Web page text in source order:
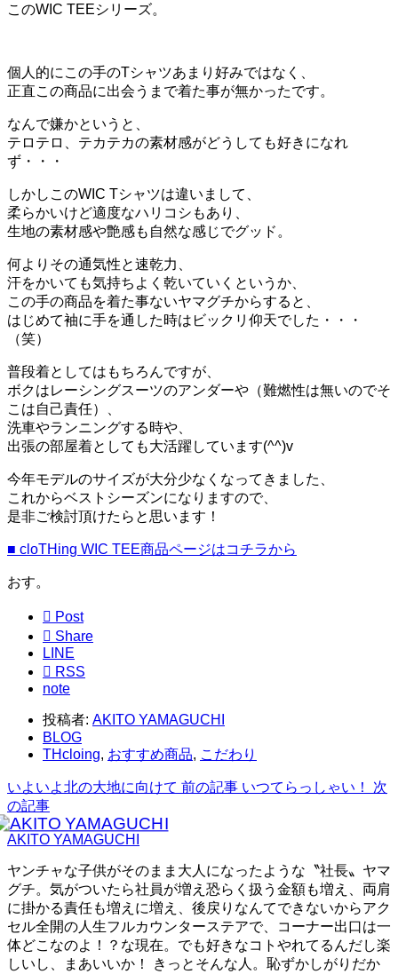
このWIC TEEシリーズ。
個人的にこの手のTシャツあまり好みではなく、
正直この商品に出会うまで着た事が無かったです。
なんで嫌かというと、
テロテロ、テカテカの素材感がどうしても好きになれ
ず・・・
しかしこのWIC Tシャツは違いまして、
柔らかいけど適度なハリコシもあり、
生地の素材感や艶感も自然な感じでグッド。
何よりその通気性と速乾力、
汗をかいても気持ちよく乾いていくというか、
この手の商品を着た事ないヤマグチからすると、
はじめて袖に手を通した時はビックリ仰天でした・・・
（笑）
普段着としてはもちろんですが、
ボクはレーシングスーツのアンダーや（難燃性は無いのでそ
こは自己責任）、
洗車やランニングする時や、
出張の部屋着としても大活躍しています(^^)v
今年モデルのサイズが大分少なくなってきました、
これからベストシーズンになりますので、
是非ご検討頂けたらと思います！
■ cloTHing WIC TEE商品ページはコチラから
おす。
 Post
 Share
LINE
 RSS
note
投稿者: AKITO YAMAGUCHI
BLOG
THcloing, おすすめ商品, こだわり
いよいよ北の大地に向けて 前の記事 いつてらっしゃい！
次
の記事
AKITO YAMAGUCHI
ヤンチャな子供がそのまま大人になったような〝社長〟ヤマ
グチ。気がついたら社員が増え恐らく扱う金額も増え、両肩
に掛かる責任も増えに増え、後戻りなんてできないからアク
セル全開の人生フルカウンターステアで、コーナー出口は一
体どこなのよ！？な現在。でも好きなコトやれてるんだし楽
しいし、まあいいか！ きっとそんな人。恥ずかしがりだか